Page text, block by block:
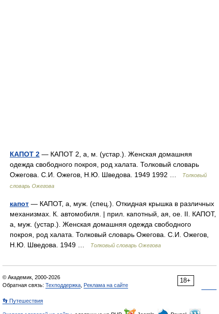
КАПОТ 2 — КАПОТ 2, а, м. (устар.). Женская домашняя
одежда свободного покроя, род халата. Толковый словарь
Ожегова. С.И. Ожегов, Н.Ю. Шведова. 1949 1992 …
Толковый
словарь Ожегова
капот — КАПОТ, а, муж. (спец.). Откидная крышка в различных
механизмах. К. автомобиля. | прил. капотный, ая, ое. II. КАПОТ,
а, муж. (устар.). Женская домашняя одежда свободного
покроя, род халата. Толковый словарь Ожегова. С.И. Ожегов,
Н.Ю. Шведова. 1949 …
Толковый словарь Ожегова
18+
© Академик, 2000-2026
Обратная связь: Техподдержка Реклама на сайте
👣 Путешествия